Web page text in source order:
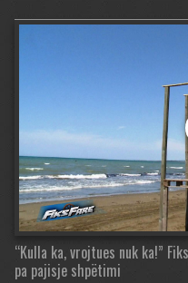
“Kulla ka, vrojtues nuk ka!”
pa pajisje shpëtimi